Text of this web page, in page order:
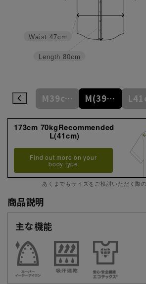
Length 80cm
Waist 47cm
S37cm M39cm M(39cm)
173cm 70kgRecommended
L(41cm)
Find out more on your
body type
あくまでもサイズをご検討いただく際
商品説明
主な機能